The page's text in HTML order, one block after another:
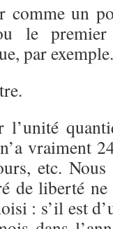
comme un
le
par exemple.
vraiment
etc.
de liberté
: s’il est